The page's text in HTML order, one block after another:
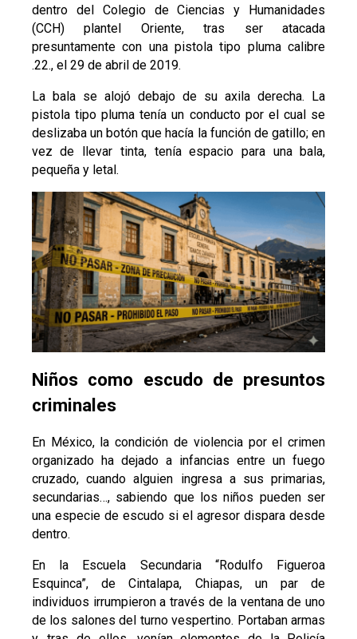
dentro del Colegio de Ciencias y Humanidades
(CCH) plantel Oriente, tras ser atacada
presuntamente con una pistola tipo pluma calibre
.22., el 29 de abril de 2019.
La bala se alojó debajo de su axila derecha. La
pistola tipo pluma tenía un conducto por el cual se
deslizaba un botón que hacía la función de gatillo; en
vez de llevar tinta, tenía espacio para una bala,
pequeña y letal.
Niños como escudo de presuntos
criminales
En México, la condición de violencia por el crimen
organizado ha dejado a infancias entre un fuego
cruzado, cuando alguien ingresa a sus primarias,
secundarias…, sabiendo que los niños pueden ser
una especie de escudo si el agresor dispara desde
dentro.
En la Escuela Secundaria “Rodulfo Figueroa
Esquinca”, de Cintalapa, Chiapas, un par de
individuos irrumpieron a través de la ventana de uno
de los salones del turno vespertino. Portaban armas